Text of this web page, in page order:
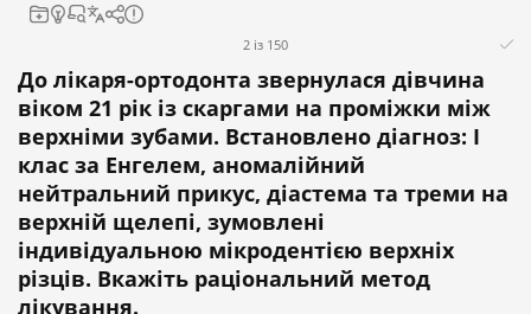
2 із 150
До лікаря-ортодонта звернулася дівчина
віком 21 рік із скаргами на проміжки між
верхніми зубами. Встановлено діагноз: І
клас за Енгелем, аномалійний
нейтральний прикус, діастема та треми на
верхній щелепі, зумовлені
індивідуальною мікродентією верхніх
різців. Вкажіть раціональний метод
лікування.